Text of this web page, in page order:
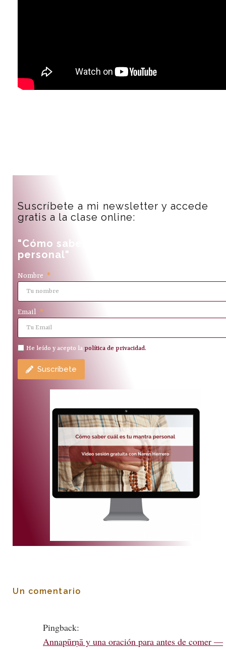
Suscríbete a mi newsletter y accede
gratis a la clase online:
"Cómo saber cuál es tu mantra
personal"
Nombre
Email
He leído y acepto la política de privacidad.
Suscríbete
Un comentario
Pingback:
Annapūrṇā y una oración para antes de comer —